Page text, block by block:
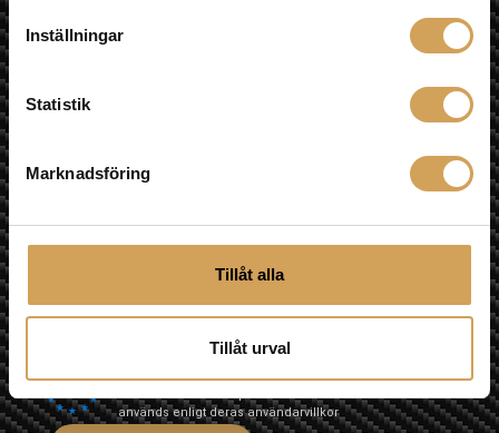
Inställningar
Statistik
Marknadsföring
Tillåt alla
Tillåt urval
Jag godkänner prenumeration på nyhetsbrev och att min
Vi använder Brevo som plattform för utskick. Genom att
klicka på "Prenumerera på nyhetsbrev" godkänner du
att din information sparas hos Brevo och att den
används enligt derasanvändarvillkor